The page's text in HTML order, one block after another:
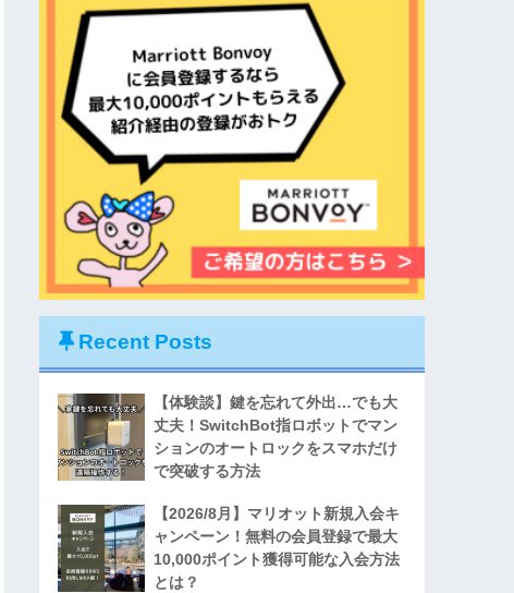
Recent Posts
【体験談】鍵を忘れて外出…でも大
丈夫！SwitchBot指ロボットでマン
ションのオートロックをスマホだけ
で突破する方法
【2026/8月】マリオット新規入会キ
ャンペーン！無料の会員登録で最大
10,000ポイント獲得可能な入会方法
とは？